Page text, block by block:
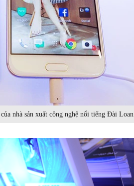
nhà sản xuất công nghệ nổi tiếng Đài Loan